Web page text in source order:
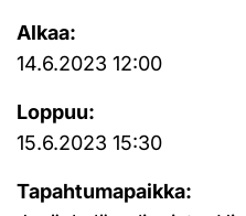
Alkaa:
14.6.2023 12:00
Loppuu:
15.6.2023 15:30
Tapahtumapaikka: